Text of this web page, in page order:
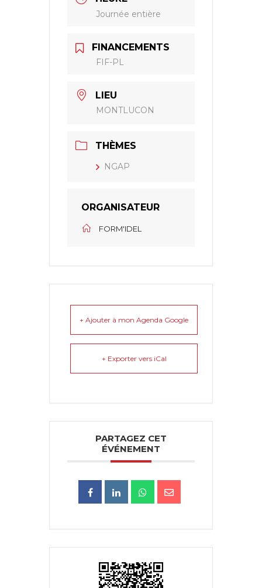
Journée entière
FINANCEMENTS
FIF-PL
LIEU
MONTLUCON
THÈMES
NGAP
ORGANISATEUR
FORM'IDEL
+ Ajouter à mon Agenda Google
+ Exporter vers iCal
PARTAGEZ CET
ÉVÉNEMENT